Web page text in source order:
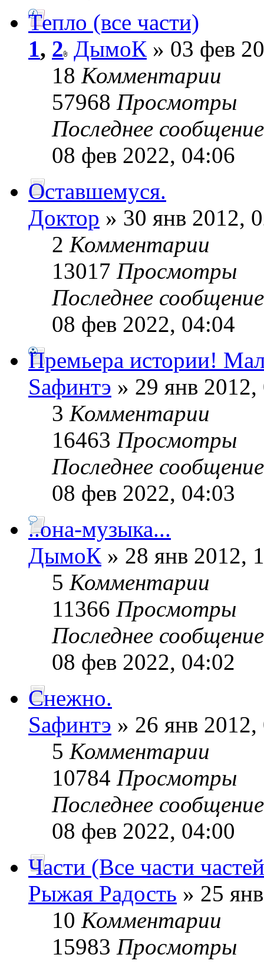
Тепло (все части)
1, 2 ДымоК » 03 фев
18 Комментарии
57968 Просмотры
Последнее
08 фев 2022, 04:06
Оставшемуся.
Доктор » 30 янв 2012,
2 Комментарии
13017 Просмотры
Последнее
08 фев 2022, 04:04
Премьера истории!
Sафинтэ » 29 янв 2012,
3 Комментарии
16463 Просмотры
Последнее
08 фев 2022, 04:03
..она-музыка...
ДымоК » 28 янв 2012,
5 Комментарии
11366 Просмотры
Последнее
08 фев 2022, 04:02
Снежно.
Sафинтэ » 26 янв 2012,
5 Комментарии
10784 Просмотры
Последнее
08 фев 2022, 04:00
Части (Все части
Рыжая Радость » 25
10 Комментарии
15983 Просмотры